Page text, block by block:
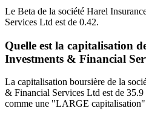
Le Beta de la société Harel
Services Ltd est de 0.42.
Quelle est la capitalisation
Investments & Financial
La capitalisation boursière de la
& Financial Services Ltd est de
comme une "LARGE